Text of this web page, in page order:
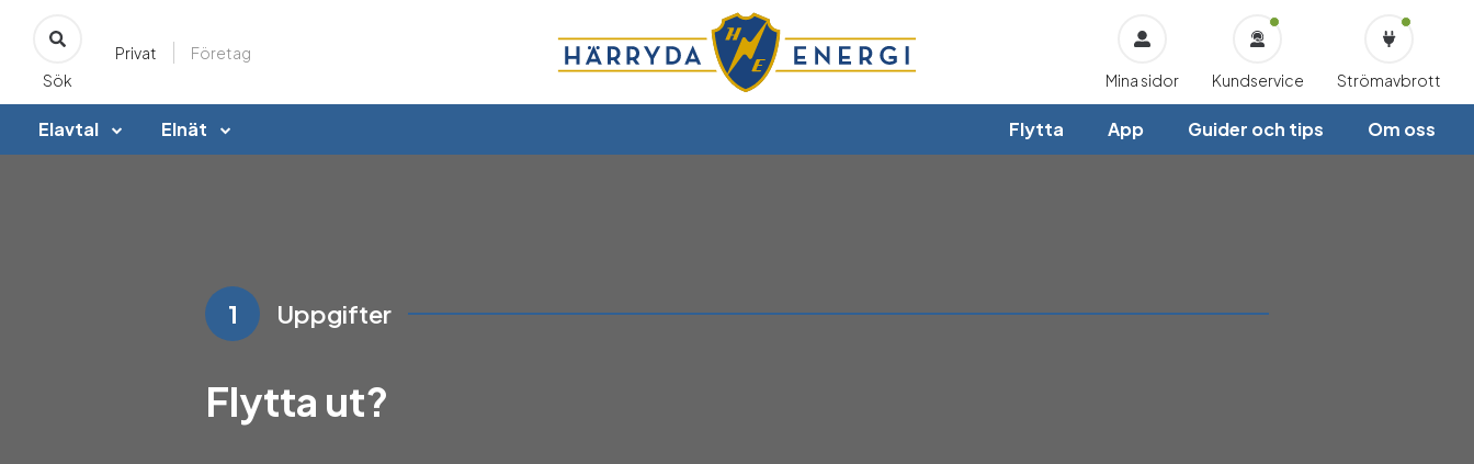
Sök
Privat
Företag
Mina sidor
Kundservice Strömavbrott
Elavtal Elnät Flytta App Guider och tips Om oss
1 Uppgifter
Flytta ut?